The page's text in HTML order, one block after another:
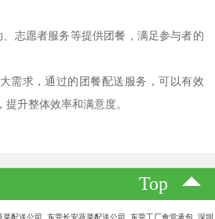
志愿者服务等提供团餐，满足参与者的
需求，通过的团餐配送服务，可以有效
升整体效率和满意度。
Top